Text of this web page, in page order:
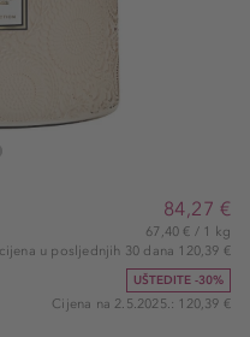
Jasmine Midnight Blooms Luxe Jar
84,27 €
67,40 € / 1 kg
u posljednjih 30 dana 120,39 €
UŠTEDITE -30%
Cijena na 2.5.2025.: 120,39 €